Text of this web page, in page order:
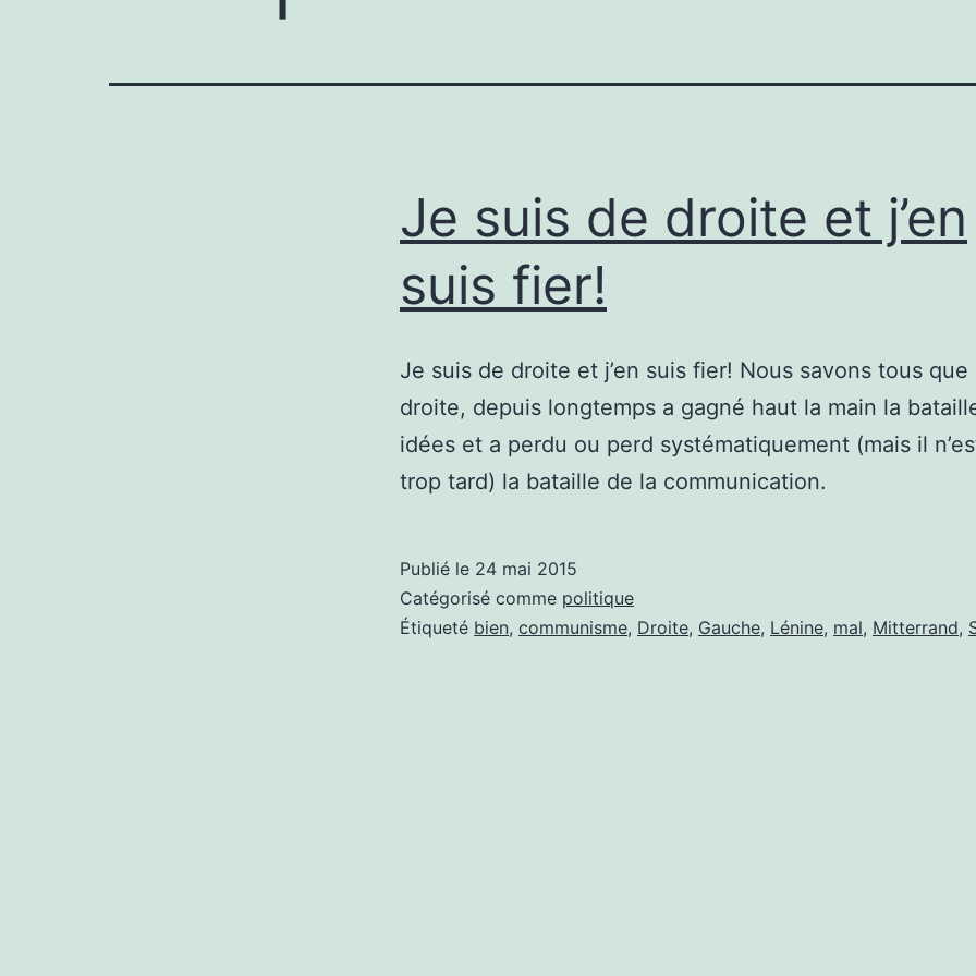
Je suis de droite et j’en
suis fier!
Je suis de droite et j’en suis fier! Nous savons tous que
droite, depuis longtemps a gagné haut la main la
idées et a perdu ou perd systématiquement (mais il
trop tard) la bataille de la communication.
Publié le 24 mai 2015
Catégorisé comme politique
Étiqueté bien, communisme, Droite, Gauche, Lénine, mal, Mitterrand,